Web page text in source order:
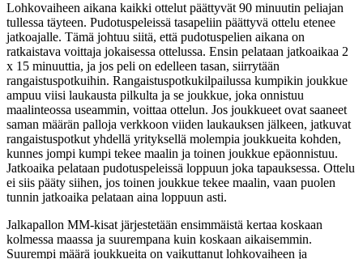
Lohkovaiheen aikana kaikki ottelut päättyvät 90 minuutin peliajan
tullessa täyteen. Pudotuspeleissä tasapeliin päättyvä ottelu etenee
jatkoajalle. Tämä johtuu siitä, että pudotuspelien aikana on
ratkaistava voittaja jokaisessa ottelussa. Ensin pelataan jatkoaikaa 2
x 15 minuuttia, ja jos peli on edelleen tasan, siirrytään
rangaistuspotkuihin. Rangaistuspotkukilpailussa kumpikin joukkue
ampuu viisi laukausta pilkulta ja se joukkue, joka onnistuu
maalinteossa useammin, voittaa ottelun. Jos joukkueet ovat saaneet
saman määrän palloja verkkoon viiden laukauksen jälkeen, jatkuvat
rangaistuspotkut yhdellä yrityksellä molempia joukkueita kohden,
kunnes jompi kumpi tekee maalin ja toinen joukkue epäonnistuu.
Jatkoaika pelataan pudotuspeleissä loppuun joka tapauksessa. Ottelu
ei siis pääty siihen, jos toinen joukkue tekee maalin, vaan puolen
tunnin jatkoaika pelataan aina loppuun asti.
Jalkapallon MM-kisat järjestetään ensimmäistä kertaa koskaan
kolmessa maassa ja suurempana kuin koskaan aikaisemmin.
Suurempi määrä joukkueita on vaikuttanut lohkovaiheen ja